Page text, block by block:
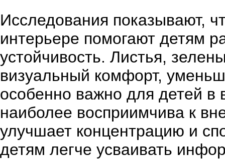
Исследования показывают,
интерьере помогают детям
устойчивость. Листья,
визуальный комфорт,
особенно важно для детей в
наиболее восприимчива к
улучшает концентрацию и
детям легче усваивать